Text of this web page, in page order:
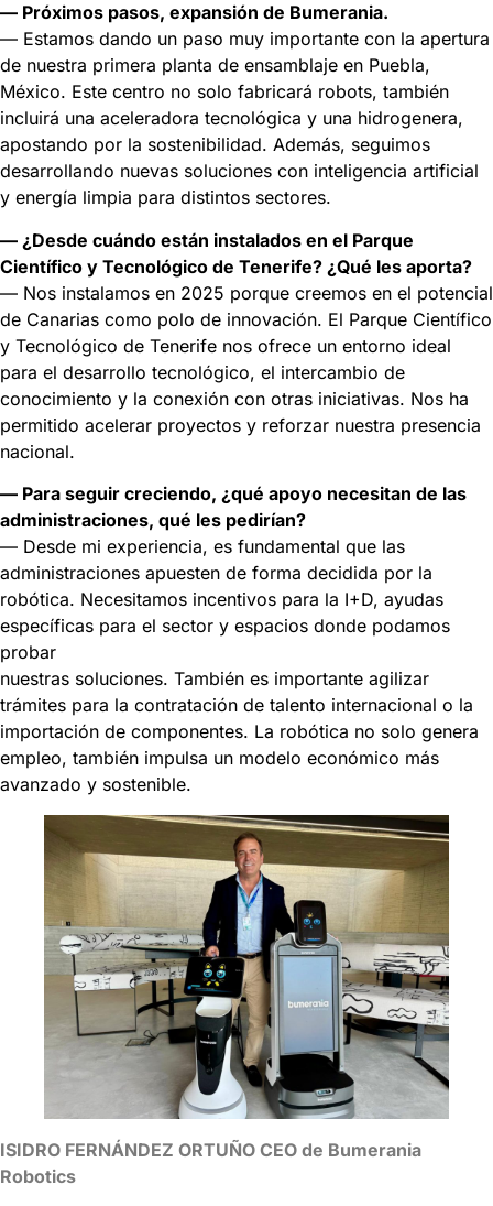
— Próximos pasos, expansión de Bumerania.
— Estamos dando un paso muy importante con la apertura
de nuestra primera planta de ensamblaje en Puebla,
México. Este centro no solo fabricará robots, también
incluirá una aceleradora tecnológica y una hidrogenera,
apostando por la sostenibilidad. Además, seguimos
desarrollando nuevas soluciones con inteligencia artificial
y energía limpia para distintos sectores.
— ¿Desde cuándo están instalados en el Parque
Científico y Tecnológico de Tenerife? ¿Qué les aporta?
— Nos instalamos en 2025 porque creemos en el potencial
de Canarias como polo de innovación. El Parque Científico
y Tecnológico de Tenerife nos ofrece un entorno ideal
para el desarrollo tecnológico, el intercambio de
conocimiento y la conexión con otras iniciativas. Nos ha
permitido acelerar proyectos y reforzar nuestra presencia
nacional.
— Para seguir creciendo, ¿qué apoyo necesitan de las
administraciones, qué les pedirían?
— Desde mi experiencia, es fundamental que las
administraciones apuesten de forma decidida por la
robótica. Necesitamos incentivos para la I+D, ayudas
específicas para el sector y espacios donde podamos
probar
nuestras soluciones. También es importante agilizar
trámites para la contratación de talento internacional o la
importación de componentes. La robótica no solo genera
empleo, también impulsa un modelo económico más
avanzado y sostenible.
ISIDRO FERNÁNDEZ ORTUÑO CEO de Bumerania
Robotics